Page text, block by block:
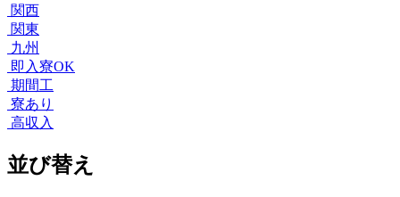
関西
関東
九州
即入寮OK
期間工
寮あり
高収入
並び替え